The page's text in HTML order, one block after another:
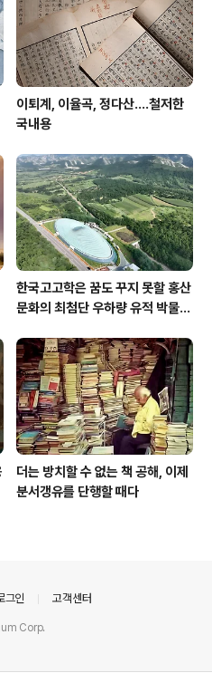
이퇴계, 이율곡, 정다산....철저한
국내용
한국고고학은 꿈도 꾸지 못할 홍산
문화의 최첨단 우하량 유적 박물관
더는 방치할 수 없는 책 공해, 이제
분서갱유를 단행할 때다
그인 고객센터
Corp.